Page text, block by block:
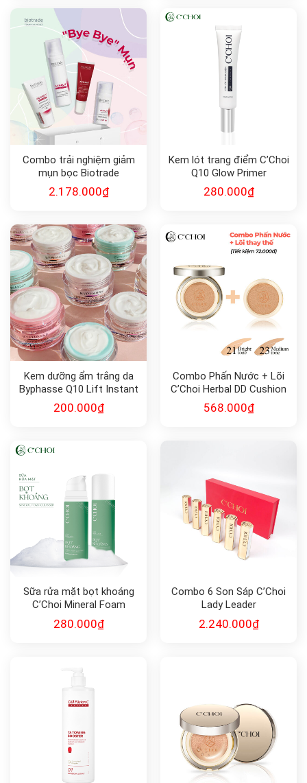
Combo trải nghiệm giảm
mụn bọc Biotrade
2.178.000₫
Kem lót trang điểm C’Choi
Q10 Glow Primer
280.000₫
Kem dưỡng ẩm trắng da
Byphasse Q10 Lift Instant
chăm sóc ngày đêm,
chống lão hóa – Anti-aging
200.000₫
Combo Phấn Nước + Lõi
C’Choi Herbal DD Cushion
568.000₫
Sữa rửa mặt bọt khoáng
C’Choi Mineral Foam
Cleanser
280.000₫
Combo 6 Son Sáp C’Choi
Lady Leader
2.240.000₫